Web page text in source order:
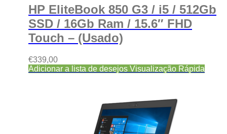
HP EliteBook 850 G3 / i5 / 512Gb
SSD / 16Gb Ram / 15.6″ FHD
Touch – (Usado)
€339,00
Adicionar a lista de desejos Visualização Rápida